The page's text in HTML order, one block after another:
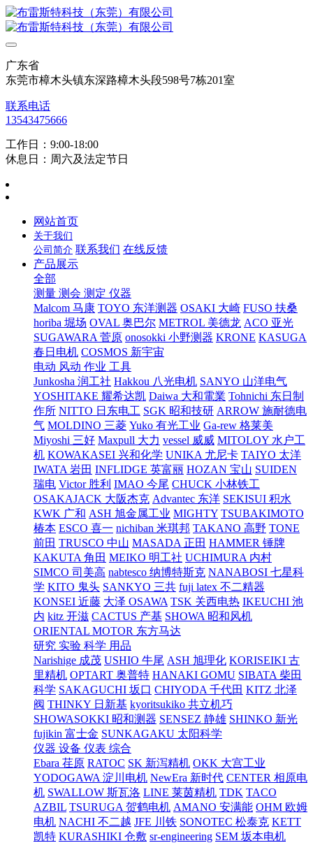
广东省
东莞市樟木头镇东深路樟木头段598号7栋201室
联系电话
13543475666
工作日：9:00-18:00
休息日：周六及法定节日
网站首页
关于我们
公司简介 联系我们 在线反馈
产品展示
全部
测量 测会 测定 仪器
Malcom 马康 TOYO 东洋测器 OSAKI 大崎 FUSO 扶桑
horiba 堀场 OVAL 奥巴尔 METROL 美德龙 ACO 亚光
SUGAWARA 菅原 onosokki 小野测器 KRONE KASUGA
春日电机 COSMOS 新宇宙
电动 风动 作业 工具
Junkosha 润工社 Hakkou 八光电机 SANYO 山洋电气
YOSHITAKE 耀希达凯 Daiwa 大和電業 Tohnichi 东日制
作所 NITTO 日东电工 SGK 昭和技研 ARROW 施耐德电
气 MOLDINO 三菱 Yuko 有光工业 Ga-rew 格莱美
Miyoshi 三好 Maxpull 大力 vessel 威威 MITOLOY 水户工
机 KOWAKASEI 兴和化学 UNIKA 尤尼卡 TAIYO 太洋
IWATA 岩田 INFLIDGE 英富丽 HOZAN 宝山 SUIDEN
瑞电 Victor 胜利 IMAO 今尾 CHUCK 小林铁工
OSAKAJACK 大阪杰克 Advantec 东洋 SEKISUI 积水
KWK 广和 ASH 旭金属工业 MIGHTY TSUBAKIMOTO
椿本 ESCO 喜一 nichiban 米琪邦 TAKANO 高野 TONE
前田 TRUSCO 中山 MASADA 正田 HAMMER 锤牌
KAKUTA 角田 MEIKO 明工社 UCHIMURA 内村
SIMCO 司美高 nabtesco 纳博特斯克 NANABOSI 七星科
学 KITO 鬼头 SANKYO 三共 fuji latex 不二精器
KONSEI 近藤 大泽 OSAWA TSK 关西电热 IKEUCHI 池
内 kitz 开滋 CACTUS 产基 SHOWA 昭和风机
ORIENTAL MOTOR 东方马达
研究 实验 科学 用品
Narishige 成茂 USHIO 牛尾 ASH 旭理化 KORISEIKI 古
里精机 OPTART 奥普特 HANAKI GOMU SIBATA 柴田
科学 SAKAGUCHI 坂口 CHIYODA 千代田 KITZ 北泽
阀 THINKY 日新基 kyoritsukiko 共立机巧
SHOWASOKKI 昭和测器 SENSEZ 静雄 SHINKO 新光
fujikin 富士金 SUNKAGAKU 太阳科学
仪器 设备 仪表 综合
Ebara 荏原 RATOC SK 新泻精机 OKK 大宫工业
YODOGAWA 淀川电机 NewEra 新时代 CENTER 相原电
机 SWALLOW 斯瓦洛 LINE 莱茵精机 TDK TACO
AZBIL TSURUGA 贺鹤电机 AMANO 安满能 OHM 欧姆
电机 NACHI 不二越 JFE 川铁 SONOTEC 松泰克 KETT
凯特 KURASHIKI 仓敷 sr-engineering SEM 坂本电机